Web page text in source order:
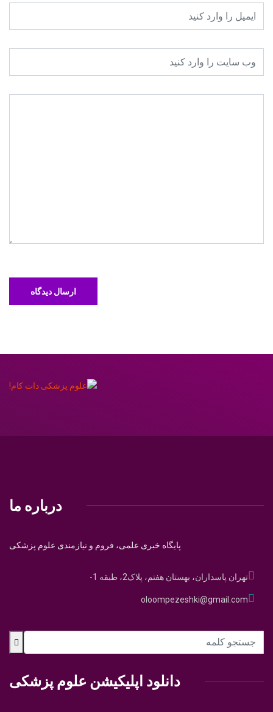
درباره ما
پایگاه خبری علمی، فروم و نیازمندی علوم پزشکی
تهران پاسداران، بهستان هفتم، پلاک2، طبقه 1-
oloompezeshki@gmail.com
دانلود اپلیکیشن علوم پزشکی